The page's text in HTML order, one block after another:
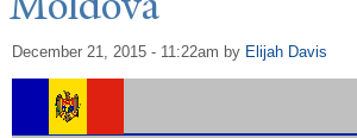
December 21, 2015 - 11:22am by Elijah Davis